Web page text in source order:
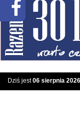
Dziś jest06 sierpnia